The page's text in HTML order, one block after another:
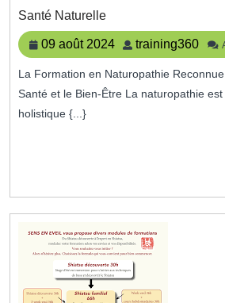
Santé Naturelle
Naturopathie
Reconnue
:
Pas
09 août 2024
09
août
2024
training360
La Formation en Naturopathie Reconnue : Un Chemin vers la
Santé et le Bien-Être La naturopathie
holistique {...}